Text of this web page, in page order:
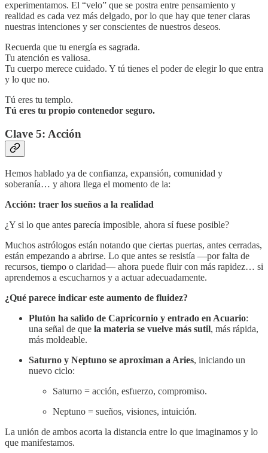
experimentamos. El “velo” que se postra entre pensamiento y
realidad es cada vez más delgado, por lo que hay que tener claras
nuestras intenciones y ser conscientes de nuestros deseos.
Recuerda que tu energía es sagrada.
Tu atención es valiosa.
Tu cuerpo merece cuidado. Y tú tienes el poder de elegir lo que entra
y lo que no.
Tú eres tu templo.
Tú eres tu propio contenedor seguro.
Clave 5: Acción
Hemos hablado ya de confianza, expansión, comunidad y
soberanía… y ahora llega el momento de la:
Acción: traer los sueños a la realidad
¿Y si lo que antes parecía imposible, ahora sí fuese posible?
Muchos astrólogos están notando que ciertas puertas, antes cerradas,
están empezando a abrirse. Lo que antes se resistía —por falta de
recursos, tiempo o claridad— ahora puede fluir con más rapidez… si
aprendemos a escucharnos y a actuar adecuadamente.
¿Qué parece indicar este aumento de fluidez?
Plutón ha salido de Capricornio y entrado en Acuario:
una señal de que la materia se vuelve más sutil, más rápida,
más moldeable.
Saturno y Neptuno se aproximan a Aries, iniciando un
nuevo ciclo:
Saturno = acción, esfuerzo, compromiso.
Neptuno = sueños, visiones, intuición.
La unión de ambos acorta la distancia entre lo que imaginamos y lo
que manifestamos.